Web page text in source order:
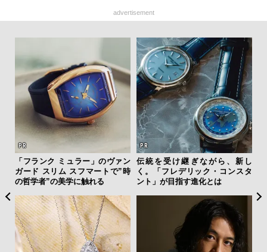
advertisement
「フランク ミュラー」のヴァン
ガード スリム スフマートで”時
の哲学者”の美学に触れる
伝統を受け継ぎながら、新し
く。「フレデリック・コンスタ
ント」が目指す進化とは
モ